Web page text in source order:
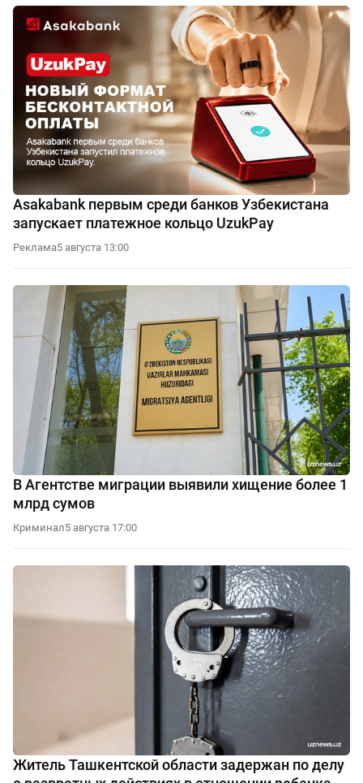
Asakabank первым среди банков Узбекистана
запускает платежное кольцо UzukPay
Реклама5 августа 13:00
В Агентстве миграции выявили хищение более 1
млрд сумов
Криминал5 августа 17:00
Житель Ташкентской области задержан по делу